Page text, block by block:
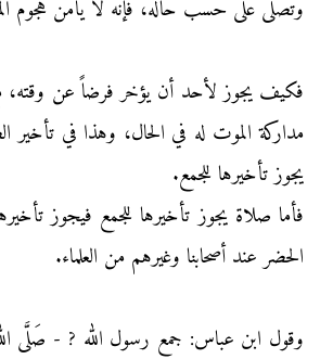
وتصلى على حسب حاله، فإنه لا يأمن هجوم
فكيف يجوز لأحد أن يؤخر فرضاً عن وقته،
مداركة الموت له في الحال، وهذا في تأخير
يجوز تأخيرها للجمع.
فأما صلاة يجوز تأخيرها للجمع فيجوز
الحضر عند أصحابنا وغيرهم من العلماء.
وقول ابن عباس: جمع رسول الله ? - صَلَّى